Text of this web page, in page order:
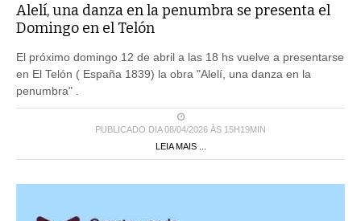
Alelí, una danza en la penumbra se presenta el
Domingo en el Telón
El próximo domingo 12 de abril a las 18 hs vuelve a presentarse
en El Telón ( España 1839) la obra "Alelí, una danza en la
penumbra" .
PUBLICADO DIA 08/04/2026 ÀS 15H19MIN
LEIA MAIS ...